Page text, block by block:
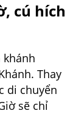
cú hích
khánh
Thay
di chuyển
sẽ chỉ